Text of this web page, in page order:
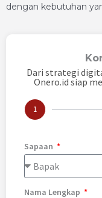
dengan kebutuhan
Dari strategi
Onero.id siap
1
Sapaan
Nama Lengkap